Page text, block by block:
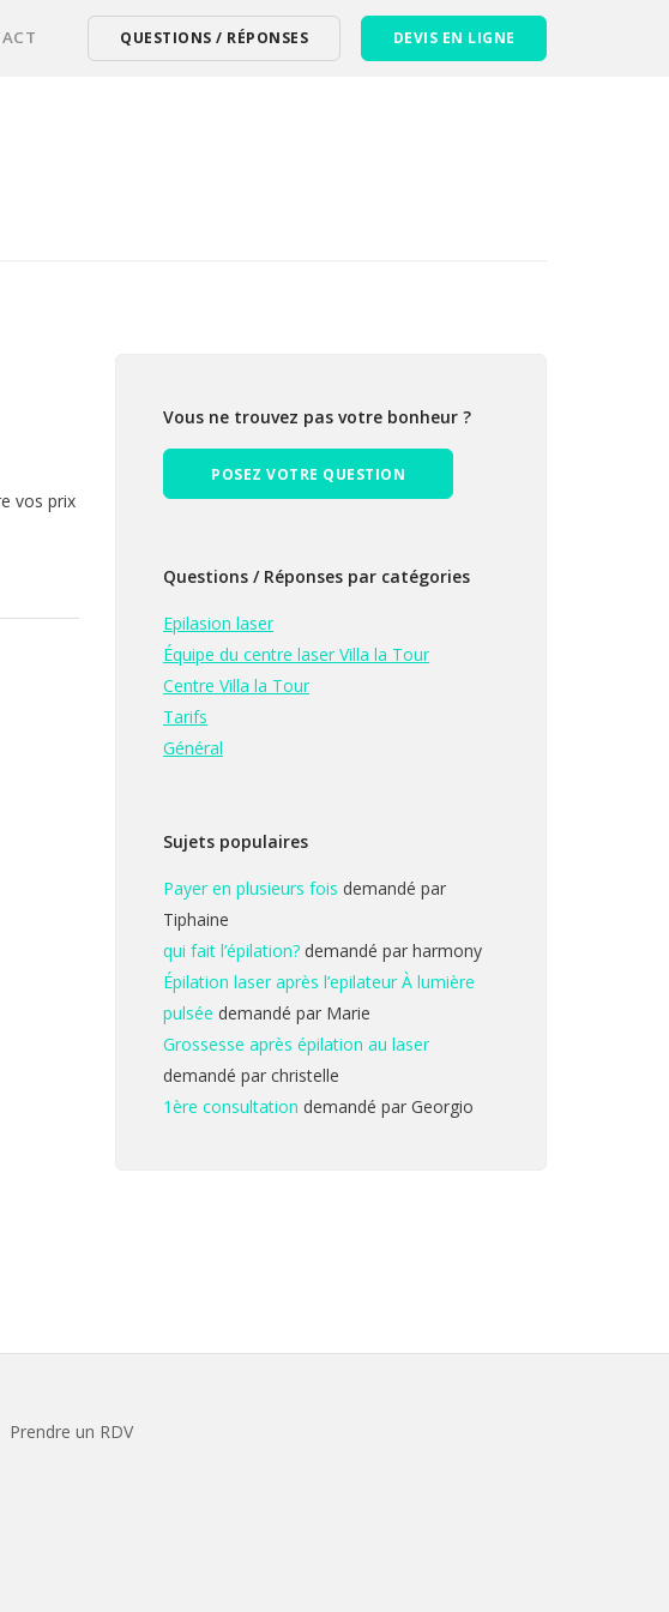
QUESTIONS / RÉPONSES DEVIS EN LIGNE
vos prix
Vous ne trouvez pas votre bonheur ?
POSEZ VOTRE QUESTION
Questions / Réponses par catégories
Epilasion laser
Équipe du centre laser Villa la Tour
Centre Villa la Tour
Tarifs
Général
Sujets populaires
Payer en plusieurs fois demandé par
Tiphaine
qui fait l’épilation? demandé par harmony
Épilation laser après l’epilateur À lumière
pulsée demandé par Marie
Grossesse après épilation au laser
demandé par christelle
1ère consultation demandé par Georgio
Prendre un RDV